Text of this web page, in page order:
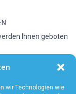
wir Technologien wie
Ihnen geboten
benutzen